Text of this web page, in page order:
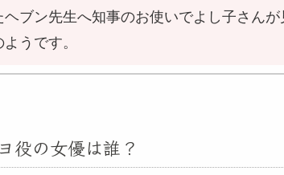
ヘブン先生へ知事のお使いでよし子さん
ようです。
役の女優は誰？